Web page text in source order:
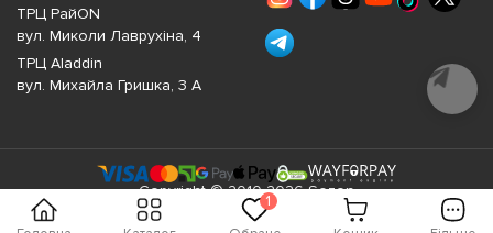
1
ТРЦ РайON
вул. Миколи Лаврухіна, 4
ТРЦ Aladdin
вул. Михайла Гришка, 3 А
Copyright © 2010-2026 Sezon
Почати
діалог